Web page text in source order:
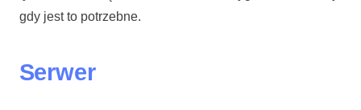
gdy jest to potrzebne.
Serwer